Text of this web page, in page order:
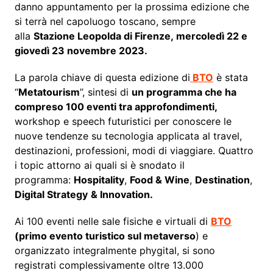
danno appuntamento per la prossima edizione che
si terrà nel capoluogo toscano, sempre
alla Stazione Leopolda di Firenze, mercoledì 22 e
giovedì 23 novembre 2023.
La parola chiave di questa edizione di BTO è stata
“Metatourism”, sintesi di un programma che ha
compreso 100 eventi tra approfondimenti,
workshop e speech futuristici per conoscere le
nuove tendenze su tecnologia applicata al travel,
destinazioni, professioni, modi di viaggiare. Quattro
i topic attorno ai quali si è snodato il
programma: Hospitality, Food & Wine, Destination,
Digital Strategy & Innovation.
Ai 100 eventi nelle sale fisiche e virtuali di BTO
(primo evento turistico sul metaverso) e
organizzato integralmente phygital, si sono
registrati complessivamente oltre 13.000